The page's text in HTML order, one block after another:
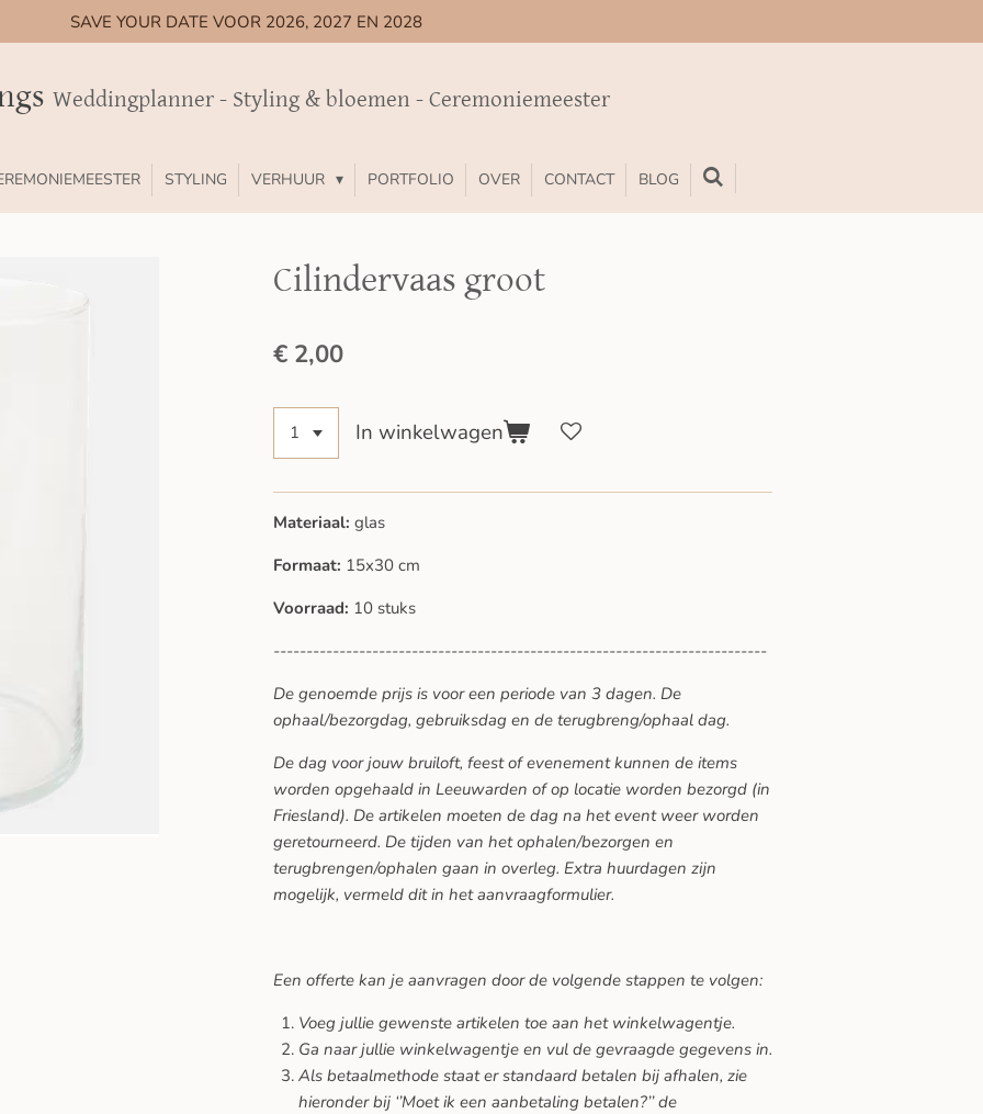
SAVE YOUR DATE VOOR 2026, 2027 EN 2028
Weddingplanner - Styling & bloemen - Ceremoniemeester
STYLING VERHUUR PORTFOLIO OVER CONTACT BLOG
Cilindervaas groot
€ 2,00
In winkelwagen
Materiaal: glas
Formaat: 15x30 cm
Voorraad: 10 stuks
---------------------------------------------------------------------------
De genoemde prijs is voor een periode van 3 dagen. De
ophaal/bezorgdag, gebruiksdag en de terugbreng/ophaal dag.
De dag voor jouw bruiloft, feest of evenement kunnen de items
worden opgehaald in Leeuwarden of op locatie worden bezorgd (in
Friesland). De artikelen moeten de dag na het event weer worden
geretourneerd. De tijden van het ophalen/bezorgen en
terugbrengen/ophalen gaan in overleg. Extra huurdagen zijn
mogelijk, vermeld dit in het aanvraagformulier.
Een offerte kan je aanvragen door de volgende stappen te volgen:
Voeg jullie gewenste artikelen toe aan het winkelwagentje.
Ga naar jullie winkelwagentje en vul de gevraagde gegevens in.
Als betaalmethode staat er standaard betalen bij afhalen, zie
hieronder bij ‘’Moet ik een aanbetaling betalen?’’ de